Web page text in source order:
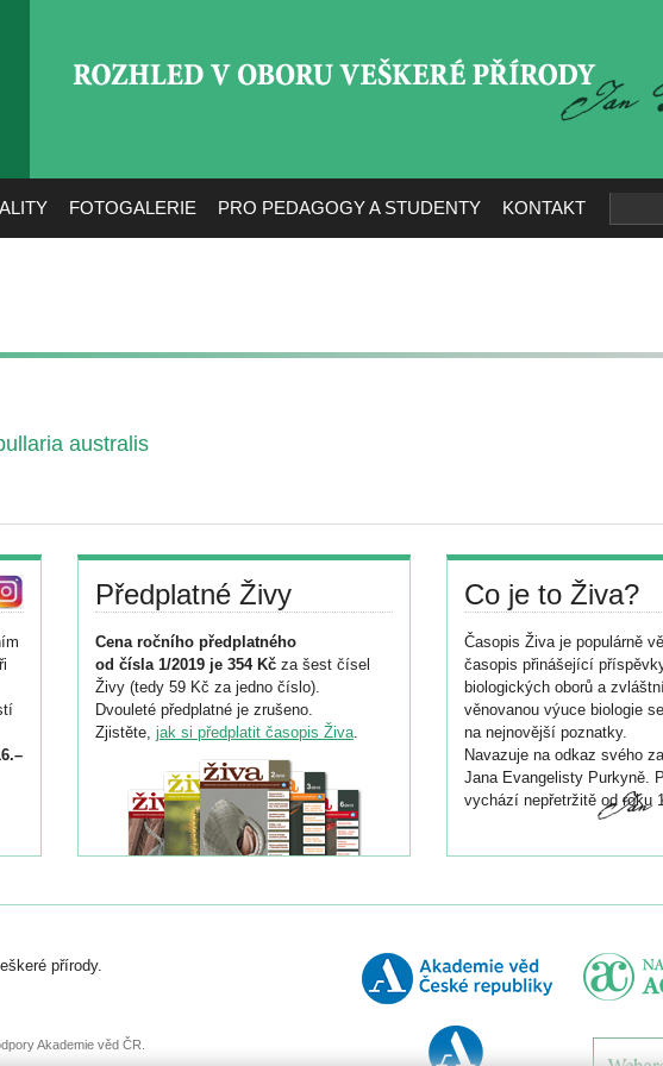
FOTOGALERIE PRO PEDAGOGY A STUDENTY KONTAKT
australis
Předplatné Živy
Cena ročního předplatného
od čísla 1/2019 je 354 Kč za šest čísel
Živy (tedy 59 Kč za jedno číslo).
Dvouleté předplatné je zrušeno.
Zjistěte, jak si předplatit časopis Živa.
Co je to Živa?
Časopis Živa je populárně
časopis přinášející
biologických oborů a
věnovanou výuce biologie
na nejnovější poznatky.
Navazuje na odkaz svého
Jana Evangelisty Purkyně.
vychází nepřetržitě od roku
přírody.
Akademie věd ČR.